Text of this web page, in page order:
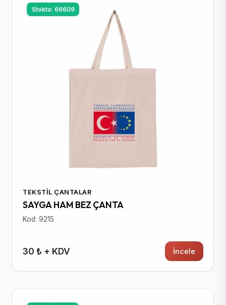
Stokta: 66609
TEKSTIL ÇANTALAR
SAYGA HAM BEZ ÇANTA
Kod: 9215
30 ₺ + KDV İncele